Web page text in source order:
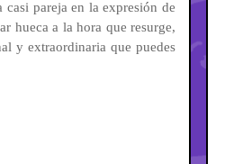
pareja en la expresión de
hueca a la hora que resurge,
y extraordinaria que puedes